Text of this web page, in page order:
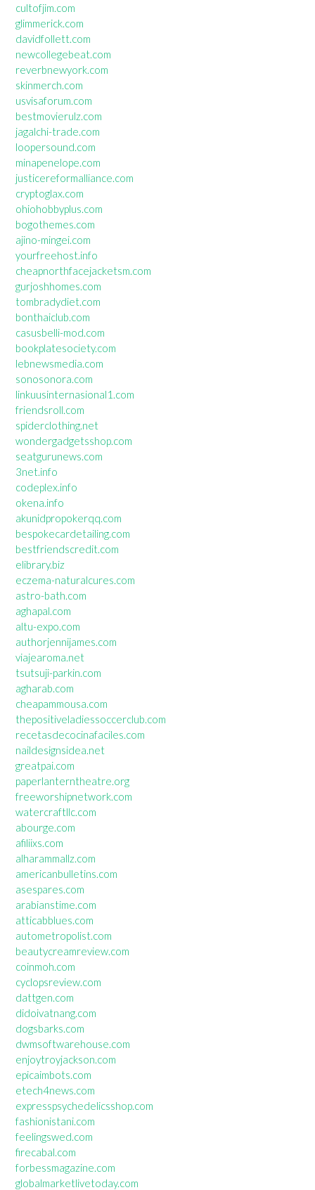
cultofjim.com
glimmerick.com
davidfollett.com
newcollegebeat.com
reverbnewyork.com
skinmerch.com
usvisaforum.com
bestmovierulz.com
jagalchi-trade.com
loopersound.com
minapenelope.com
justicereformalliance.com
cryptoglax.com
ohiohobbyplus.com
bogothemes.com
ajino-mingei.com
yourfreehost.info
cheapnorthfacejacketsm.com
gurjoshhomes.com
tombradydiet.com
bonthaiclub.com
casusbelli-mod.com
bookplatesociety.com
lebnewsmedia.com
sonosonora.com
linkuusinternasional1.com
friendsroll.com
spiderclothing.net
wondergadgetsshop.com
seatgurunews.com
3net.info
codeplex.info
okena.info
akunidpropokerqq.com
bespokecardetailing.com
bestfriendscredit.com
elibrary.biz
eczema-naturalcures.com
astro-bath.com
aghapal.com
altu-expo.com
authorjennijames.com
viajearoma.net
tsutsuji-parkin.com
agharab.com
cheapammousa.com
thepositiveladiessoccerclub.com
recetasdecocinafaciles.com
naildesignsidea.net
greatpai.com
paperlanterntheatre.org
freeworshipnetwork.com
watercraftllc.com
abourge.com
afiliixs.com
alharammallz.com
americanbulletins.com
asespares.com
arabianstime.com
atticabblues.com
autometropolist.com
beautycreamreview.com
coinmoh.com
cyclopsreview.com
dattgen.com
didoivatnang.com
dogsbarks.com
dwmsoftwarehouse.com
enjoytroyjackson.com
epicaimbots.com
etech4news.com
expresspsychedelicsshop.com
fashionistani.com
feelingswed.com
firecabal.com
forbessmagazine.com
globalmarketlivetoday.com